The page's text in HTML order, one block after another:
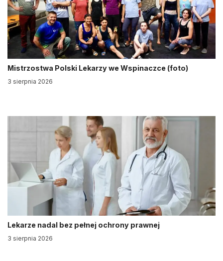
Mistrzostwa Polski Lekarzy we Wspinaczce (foto)
3 sierpnia 2026
Lekarze nadal bez pełnej ochrony prawnej
3 sierpnia 2026